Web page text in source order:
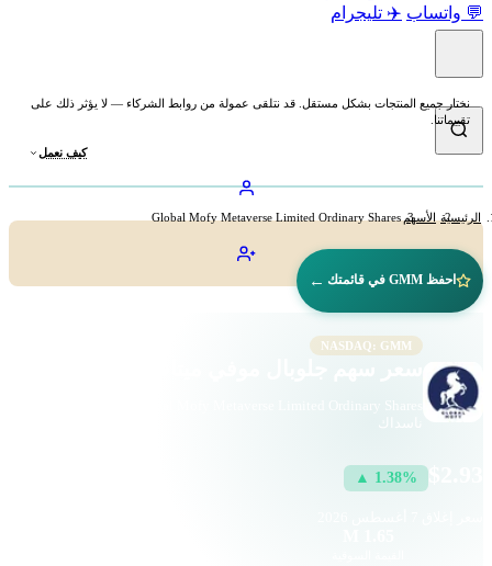
💬 واتساب ✈️ تليجرام
نختار جميع المنتجات بشكل مستقل. قد نتلقى عمولة من روابط الشركاء — لا يؤثر ذلك على
تقييماتنا.
كيف نعمل
الرئيسية الأسهم Global Mofy Metaverse Limited Ordinary Shares
احفظ GMM في قائمتك ←
NASDAQ: GMM
▲ 1.38%